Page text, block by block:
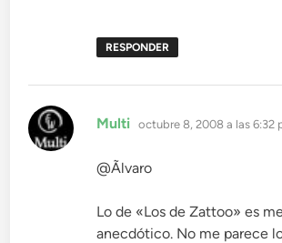
RESPONDER
Multi dice:
octubre 8, 2008 a las 6:32
@Ãlvaro
Lo de «Los de Zattoo» es
anecdótico. No me parece